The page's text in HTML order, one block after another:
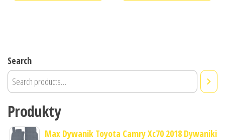
Search
Produkty
Max Dywanik Toyota Camry Xc70 2018 Dywaniki